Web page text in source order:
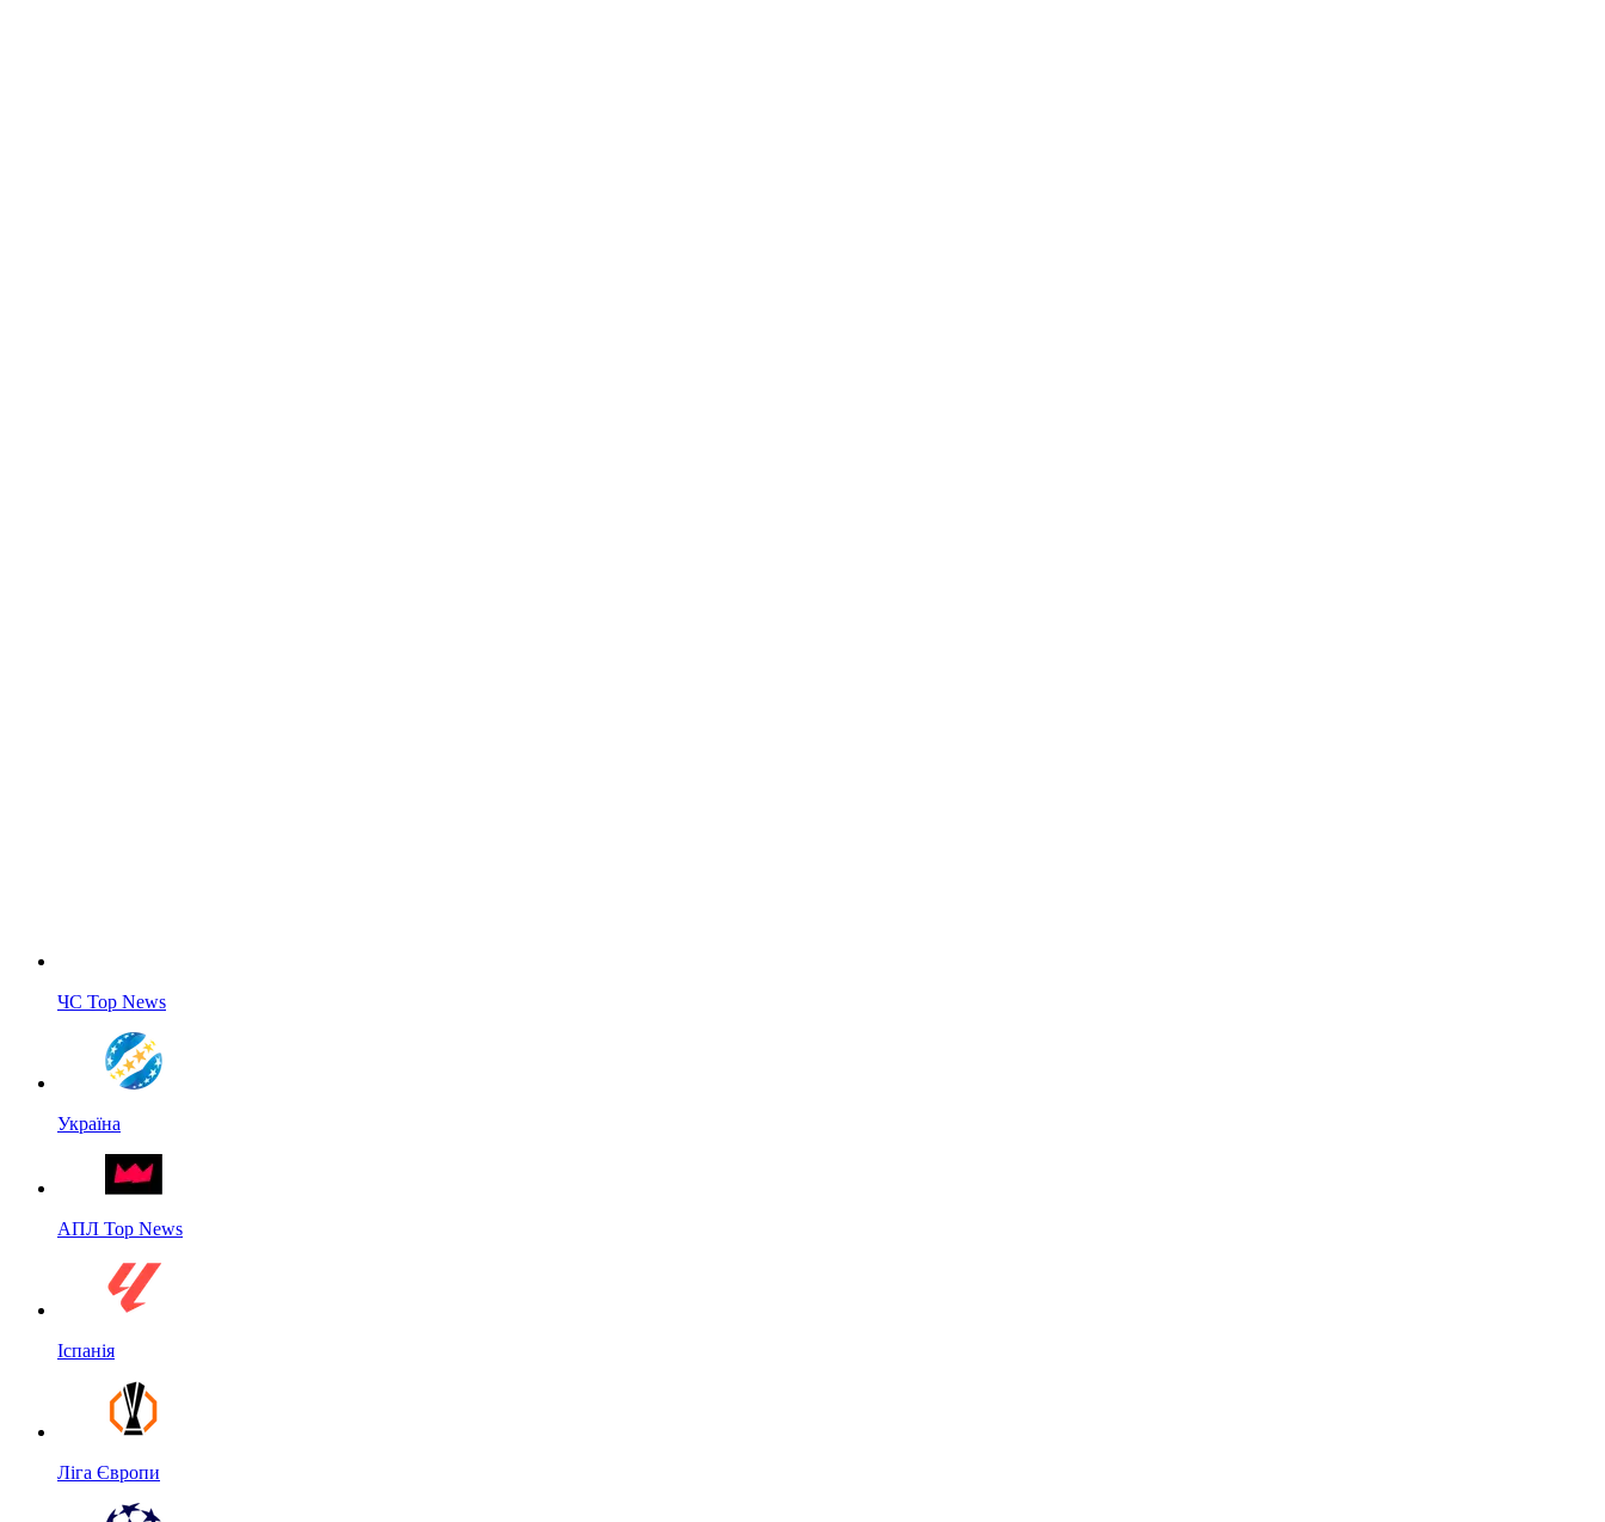
ЧС Top News
Україна
АПЛ Top News
Іспанія
Ліга Європи